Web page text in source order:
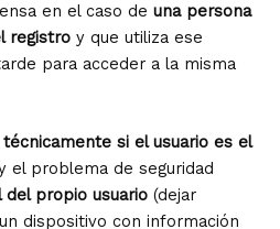
en el caso de una persona
registro y que utiliza ese
para acceder a la misma
si el usuario es el
el problema de seguridad
del propio usuario (dejar
dispositivo con información